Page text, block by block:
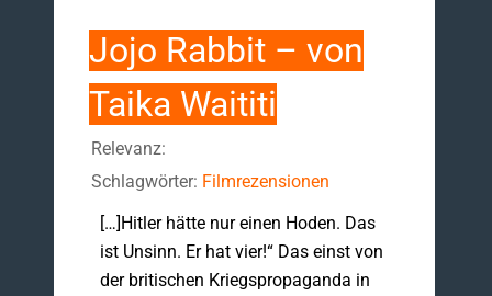
Jojo Rabbit – von
Taika Waititi
Relevanz:
Schlagwörter: Filmrezensionen
[…]Hitler hätte nur einen Hoden. Das
ist Unsinn. Er hat vier!“ Das einst von
der britischen Kriegspropaganda in